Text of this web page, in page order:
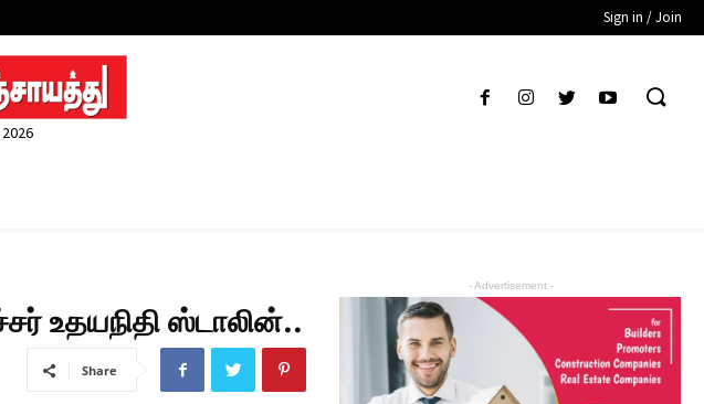
Sign in / Join
உதயநிதி ஸ்டாலின்..
Share
- Advertisement -